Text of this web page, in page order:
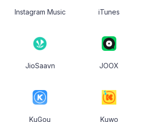
Instagram Music iTunes
JioSaavn JOOX
KuGou Kuwo